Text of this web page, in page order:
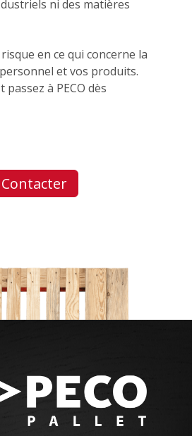
ni des matières
en ce qui concerne la
et vos produits.
passez à PECO dès
Contacter